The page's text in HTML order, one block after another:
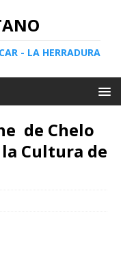
- LA HERRADURA
de Chelo
la Cultura de